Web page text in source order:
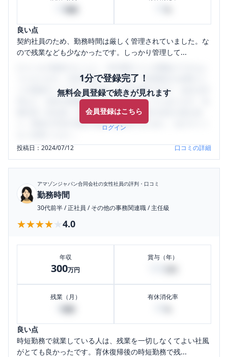
良い点
契約社員のため、勤務時間は厳しく管理されていました。な
ので残業なども少なかったです。しっかり管理して...
1分で登録完了！
無料会員登録で続きが見れます
会員登録はこちら
ログイン
うになります。SHEHUB(シーハブ)は、女性限定の企業口コ
ミの投稿サイトです。給与面・女性の働きやすさ・会社の評
判など、女性の転職は気にすべき点がたくさんあります。先
輩社員（元社員）の口コミを通して、本当の会社の姿を知
り、将来の不安や現在の悩みを解消するために、ぜひサイト
投稿日：2024/07/12 口コミの詳細
アマゾンジャパン合同会社の女性社員の評判・口コミ
勤務時間
30代前半/正社員 /その他の事務関連職/主任級
★★★★★
★★★★★ 4.0
年収
300万円
賞与（年）
残業（月） 有休消化率
良い点
時短勤務で就業している人は、残業を一切しなくてよい社風
がとても良かったです。育休復帰後の時短勤務で残...